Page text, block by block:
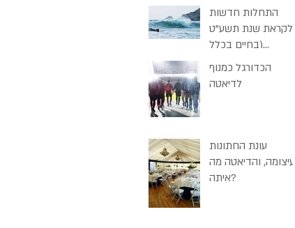
התחלות חדשות
לקראת שנת תשע"ט
(בחיים בכלל
הכדורגל כמנוף
לדיאטה
עונת החתונות
בעיצומה, והדיאטה מה
איתה?